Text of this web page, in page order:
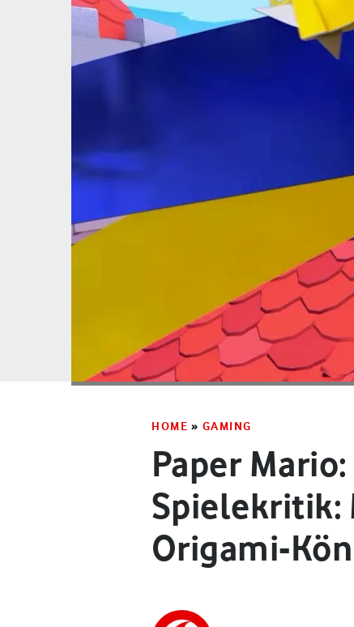
HOME » GAMING
Paper
Spielekritik:
Origami-